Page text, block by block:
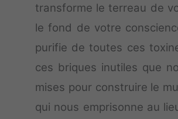
transforme le terreau de
le fond de votre
purifie de toutes ces
ces briques inutiles que
mises pour construire le
qui nous emprisonne au